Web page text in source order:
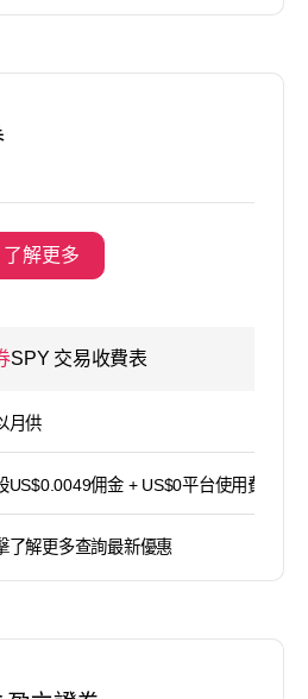
了解更多
SPY 交易收費表
月供
US$0.0049佣金 + US$0平台使用費
了解更多查詢最新優惠